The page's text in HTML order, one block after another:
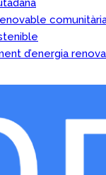
d’energia